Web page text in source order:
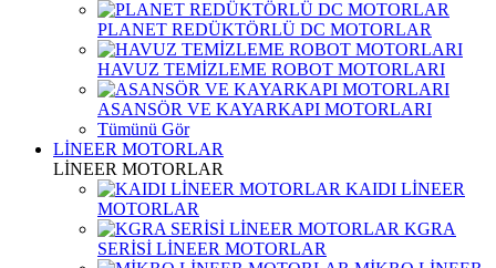
PLANET REDÜKTÖRLÜ DC MOTORLAR
HAVUZ TEMİZLEME ROBOT MOTORLARI
ASANSÖR VE KAYARKAPI MOTORLARI
Tümünü Gör
LİNEER MOTORLAR
LİNEER MOTORLAR
KAIDI LİNEER
MOTORLAR
KGRA
SERİSİ LİNEER MOTORLAR